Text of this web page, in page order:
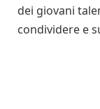
dei giovani
condividere e